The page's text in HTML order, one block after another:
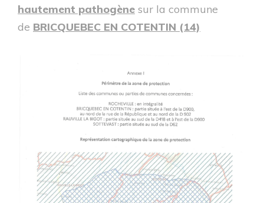
hautement pathogène sur la commune
de BRICQUEBEC EN COTENTIN (14)